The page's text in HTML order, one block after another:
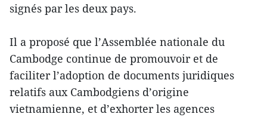
signés par les deux pays.
Il a proposé que l’Assemblée nationale du
Cambodge continue de promouvoir et de
faciliter l’adoption de documents juridiques
relatifs aux Cambodgiens d’origine
vietnamienne, et d’exhorter les agences